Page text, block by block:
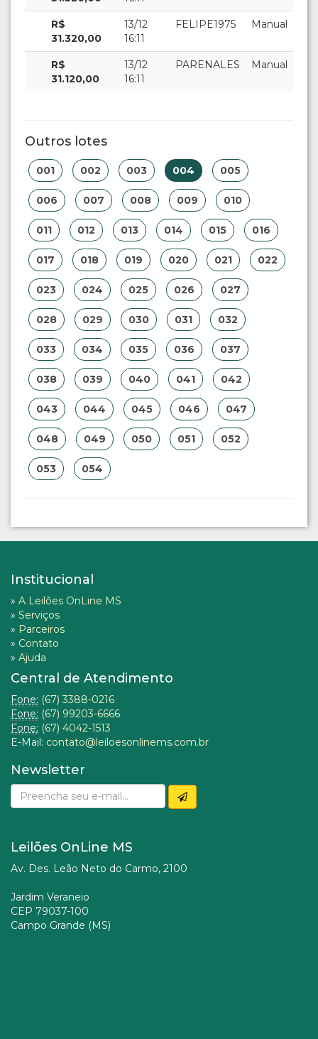
R$
31.320,00
13/12
16:11
FELIPE1975 Manual
R$
31.120,00
13/12
16:11
PARENALES Manual
Outros lotes
001 002 003 004 005
006 007 008 009 010
011 012 013 014 015 016
017 018 019 020 021 022
023 024 025 026 027
028 029 030 031 032
033 034 035 036 037
038 039 040 041 042
043 044 045 046 047
048 049 050 051 052
053 054
Institucional
» A Leilões OnLine MS
» Serviços
» Parceiros
» Contato
» Ajuda
Central de Atendimento
Fone: (67) 3388-0216
Fone: (67) 99203-6666
Fone: (67) 4042-1513
E-Mail: contato@leiloesonlinems.com.br
Newsletter
Leilões OnLine MS
Av. Des. Leão Neto do Carmo, 2100
Jardim Veraneio
CEP 79037-100
Campo Grande (MS)